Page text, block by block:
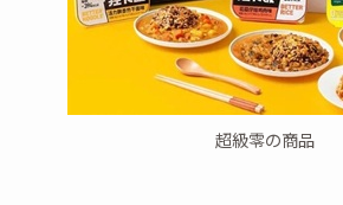
超級零の商品